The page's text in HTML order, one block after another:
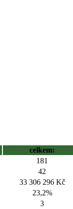
celkem:
181
42
33 306 296 Kč
23,2%
3